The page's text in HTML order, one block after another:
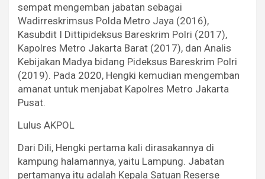
sempat mengemban jabatan sebagai
Wadirreskrimsus Polda Metro Jaya (2016),
Kasubdit I Dittipideksus Bareskrim Polri (2017),
Kapolres Metro Jakarta Barat (2017), dan Analis
Kebijakan Madya bidang Pideksus Bareskrim Polri
(2019). Pada 2020, Hengki kemudian mengemban
amanat untuk menjabat Kapolres Metro Jakarta
Pusat.
Lulus AKPOL
Dari Dili, Hengki pertama kali dirasakannya di
kampung halamannya, yaitu Lampung. Jabatan
pertamanya itu adalah Kepala Satuan Reserse